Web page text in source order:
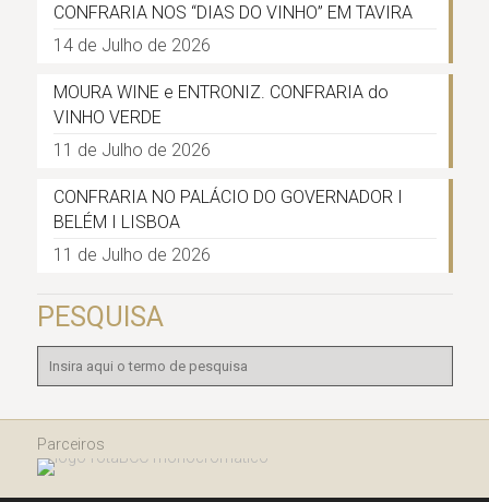
CONFRARIA NOS “DIAS DO VINHO” EM TAVIRA
14 de Julho de 2026
MOURA WINE e ENTRONIZ. CONFRARIA do
VINHO VERDE
11 de Julho de 2026
CONFRARIA NO PALÁCIO DO GOVERNADOR I
BELÉM I LISBOA
11 de Julho de 2026
PESQUISA
Parceiros